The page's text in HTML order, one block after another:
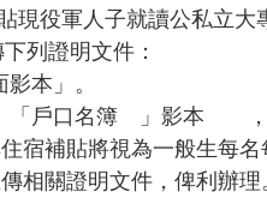
現役軍人子就讀公私立
列證明文件：
本」。
「戶口名簿 」影本 ，
宿補貼將視為一般生每名
相關證明文件，俾利辦理